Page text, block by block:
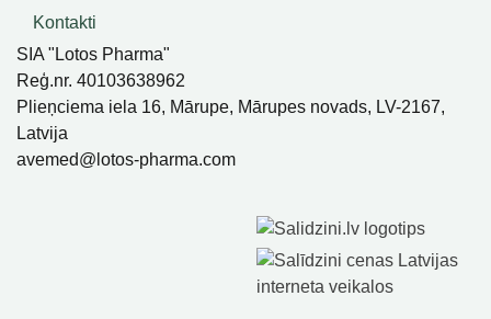
Kontakti
SIA "Lotos Pharma"
Reģ.nr. 40103638962
Plieņciema iela 16, Mārupe, Mārupes novads, LV-2167,
Latvija
avemed@lotos-pharma.com